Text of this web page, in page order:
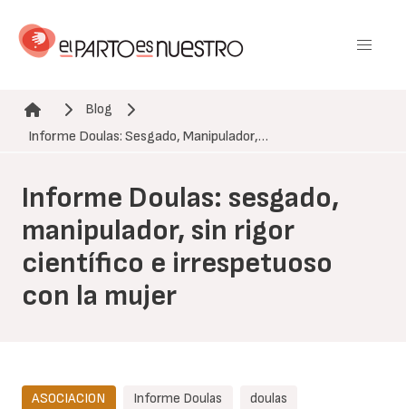
contenido
Ruta de navegación
Blog
Informe Doulas: Sesgado, Manipulador,…
Informe Doulas: sesgado,
manipulador, sin rigor
científico e irrespetuoso
con la mujer
ASOCIACION Informe Doulas doulas